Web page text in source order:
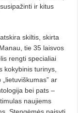
ir kitus
skiltis, skirta
tie 35 laisvos
rengti specialiai
kokybinis turinys,
ar
bei pats –
naujiems
Stengėmės paisyti